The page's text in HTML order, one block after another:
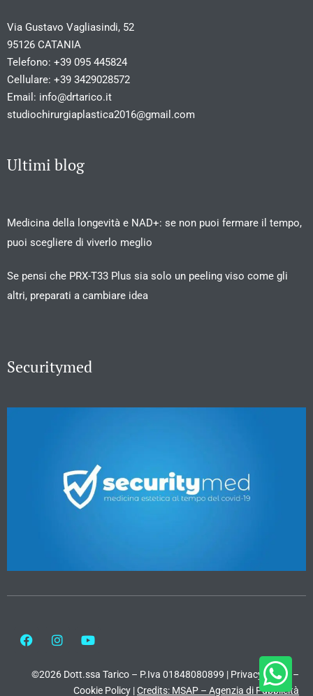
Via Gustavo Vagliasindi, 52
95126 CATANIA
Telefono: +39 095 445824
Cellulare: +39 3429028572
Email: info@drtarico.it
studiochirurgiaplastica2016@gmail.com
Ultimi blog
Medicina della longevità e NAD+: se non puoi fermare il tempo,
puoi scegliere di viverlo meglio
Se pensi che PRX-T33 Plus sia solo un peeling viso come gli
altri, preparati a cambiare idea
Securitymed
©2026 Dott.ssa Tarico – P.Iva 01848080899 | Privacy Policy –
Cookie Policy |Credits: MSAP – Agenzia di Pubblicità